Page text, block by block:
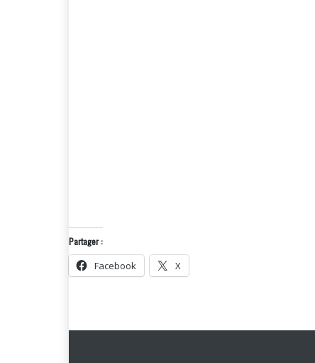
Partager :
Facebook X